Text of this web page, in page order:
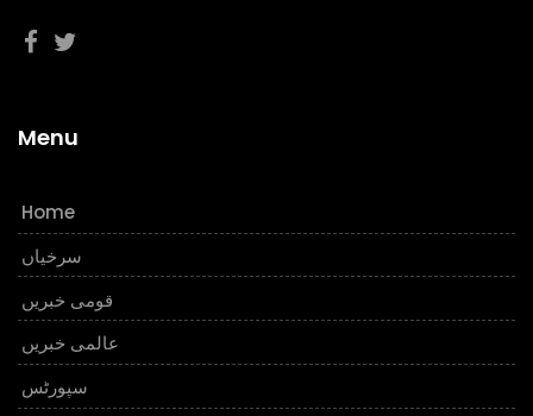
Menu
Home
سرخیاں
قومی خبریں
عالمی خبریں
سپورٹس